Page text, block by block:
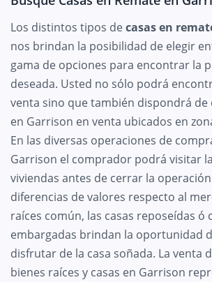
Los distintos tipos decasas en
nos brindan la posibilidad de elegir
gama de opciones para encontrar la
deseada. Usted no sólo podrá
venta sino que también dispondrá de
en Garrison en venta ubicados en
En las diversas operaciones de
Garrison el comprador podrá visitar
viviendas antes de cerrar la
diferencias de valores respecto al
raíces común, las casas reposeídas ó
embargadas brindan la oportunidad
disfrutar de la casa soñada. La venta
bienes raíces y casas en Garrison